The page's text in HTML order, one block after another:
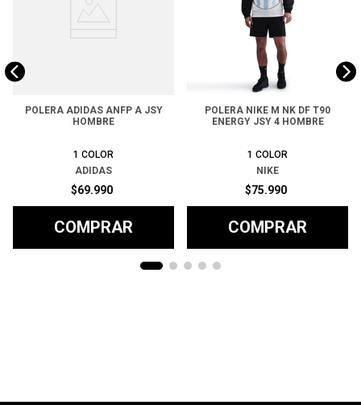
POLERA ADIDAS ANFP A JSY
HOMBRE
1 COLOR
ADIDAS
$69.990
COMPRAR
POLERA NIKE M NK DF T90
ENERGY JSY 4 HOMBRE
1 COLOR
NIKE
$75.990
COMPRAR